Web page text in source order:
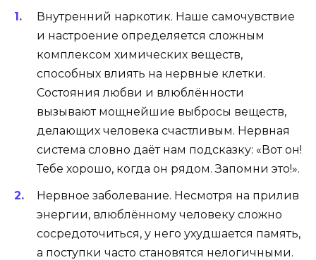
Внутренний наркотик. Наше самочувствие
и настроение определяется сложным
комплексом химических веществ,
способных влиять на нервные клетки.
Состояния любви и влюблённости
вызывают мощнейшие выбросы веществ,
делающих человека счастливым. Нервная
система словно даёт нам подсказку: «Вот он!
Тебе хорошо, когда он рядом. Запомни это!».
Нервное заболевание. Несмотря на прилив
энергии, влюблённому человеку сложно
сосредоточиться, у него ухудшается память,
а поступки часто становятся нелогичными.